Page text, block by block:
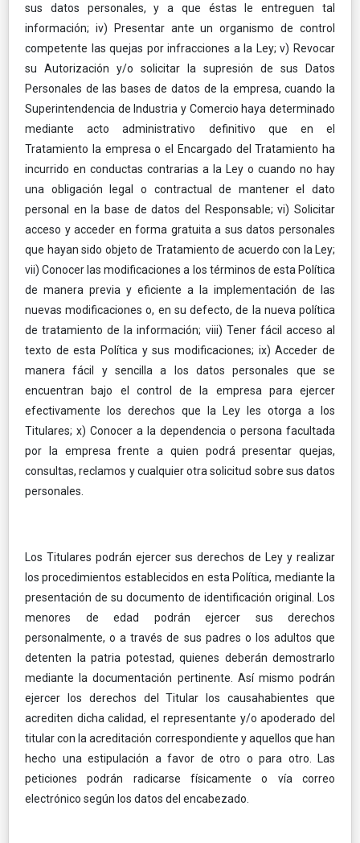
sus datos personales, y a que éstas le entreguen tal
información; iv) Presentar ante un organismo de control
competente las quejas por infracciones a la Ley; v) Revocar
su Autorización y/o solicitar la supresión de sus Datos
Personales de las bases de datos de la empresa, cuando la
Superintendencia de Industria y Comercio haya determinado
mediante acto administrativo definitivo que en el
Tratamiento la empresa o el Encargado del Tratamiento ha
incurrido en conductas contrarias a la Ley o cuando no hay
una obligación legal o contractual de mantener el dato
personal en la base de datos del Responsable; vi) Solicitar
acceso y acceder en forma gratuita a sus datos personales
que hayan sido objeto de Tratamiento de acuerdo con la Ley;
vii) Conocer las modificaciones a los términos de esta Política
de manera previa y eficiente a la implementación de las
nuevas modificaciones o, en su defecto, de la nueva política
de tratamiento de la información; viii) Tener fácil acceso al
texto de esta Política y sus modificaciones; ix) Acceder de
manera fácil y sencilla a los datos personales que se
encuentran bajo el control de la empresa para ejercer
efectivamente los derechos que la Ley les otorga a los
Titulares; x) Conocer a la dependencia o persona facultada
por la empresa frente a quien podrá presentar quejas,
consultas, reclamos y cualquier otra solicitud sobre sus datos
personales.
Los Titulares podrán ejercer sus derechos de Ley y realizar
los procedimientos establecidos en esta Política, mediante la
presentación de su documento de identificación original. Los
menores de edad podrán ejercer sus derechos
personalmente, o a través de sus padres o los adultos que
detenten la patria potestad, quienes deberán demostrarlo
mediante la documentación pertinente. Así mismo podrán
ejercer los derechos del Titular los causahabientes que
acrediten dicha calidad, el representante y/o apoderado del
titular con la acreditación correspondiente y aquellos que han
hecho una estipulación a favor de otro o para otro. Las
peticiones podrán radicarse físicamente o vía correo
electrónico según los datos del encabezado.